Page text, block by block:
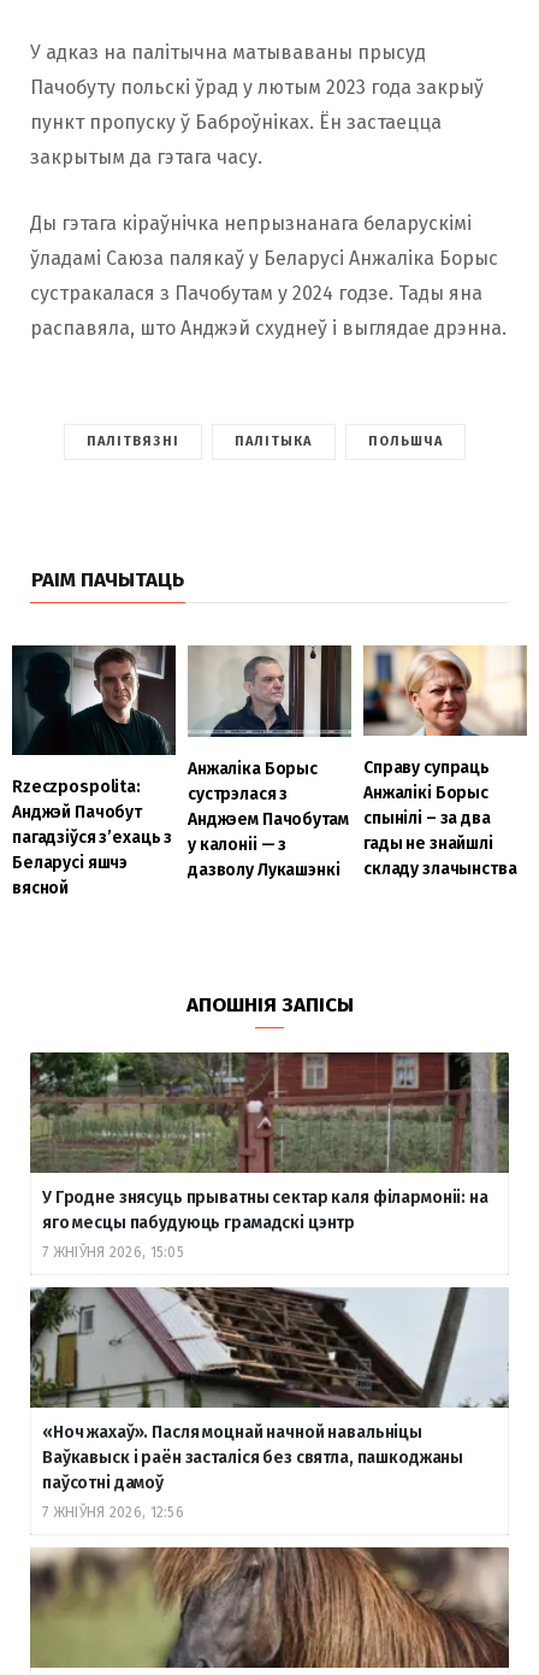
У адказ на палітычна матываваны прысуд
Пачобуту польскі ўрад у лютым 2023 года закрыў
пункт пропуску ў Баброўніках. Ён застаецца
закрытым да гэтага часу.
Ды гэтага кіраўнічка непрызнанага беларускімі
ўладамі Саюза палякаў у Беларусі Анжаліка Борыс
сустракалася з Пачобутам у 2024 годзе. Тады яна
распавяла, што Анджэй схуднеў і выглядае дрэнна.
ПАЛІТВЯЗНІ ПАЛІТЫКА ПОЛЬШЧА
РАІМ ПАЧЫТАЦЬ
Rzeczpospolita:
Анджэй Пачобут
пагадзіўся з’ехаць з
Беларусі яшчэ
вясной
Анжаліка Борыс
сустрэлася з
Анджэем Пачобутам
у калоніі — з
дазволу Лукашэнкі
Справу супраць
Анжалікі Борыс
спынілі – за два
гады не знайшлі
складу злачынства
АПОШНІЯ ЗАПІСЫ
У Гродне знясуць прыватны сектар каля філармоніі: на
яго месцы пабудуюць грамадскі цэнтр
7 ЖНІЎНЯ 2026, 15:05
«Ноч жахаў». Пасля моцнай начной навальніцы
Ваўкавыск і раён засталіся без святла, пашкоджаны
паўсотні дамоў
7 ЖНІЎНЯ 2026, 12:56